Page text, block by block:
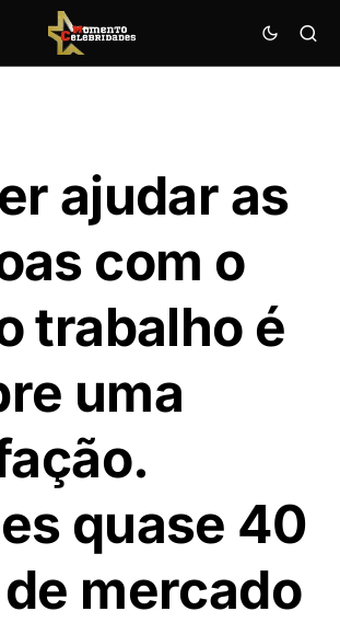
ajudar as
com o
trabalho é
uma
quase 40
mercado